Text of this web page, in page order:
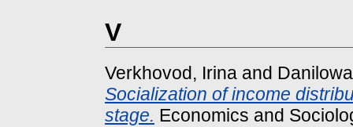
V
Verkhovod, Irina and
Socialization of income
stage. Economics and